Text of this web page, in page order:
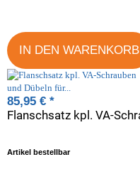
IN DEN WARENKORB
85,95 € *
Artikel bestellbar